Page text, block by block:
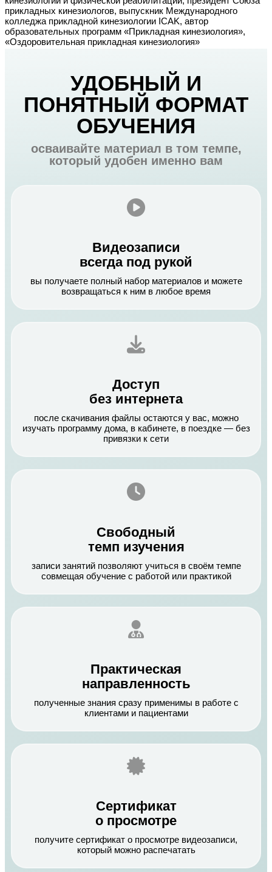
прикладных кинезиологов, выпускник Международного
колледжа прикладной кинезиологии ICAK, автор
образовательных программ «Прикладная кинезиология»,
«Оздоровительная прикладная кинезиология»
УДОБНЫЙ И
ПОНЯТНЫЙ ФОРМАТ
ОБУЧЕНИЯ
осваивайте материал в том темпе,
который удобен именно вам
Видеозаписи
всегда под рукой
вы получаете полный набор материалов и можете
возвращаться к ним в любое время
Доступ
без интернета
после скачивания файлы остаются у вас, можно
изучать программу дома, в кабинете, в поездке — без
привязки к сети
Свободный
темп изучения
записи занятий позволяют учиться в своём темпе
совмещая обучение с работой или практикой
Практическая
направленность
полученные знания сразу применимы в работе с
клиентами и пациентами
Сертификат
о просмотре
получите сертификат о просмотре видеозаписи,
который можно распечатать